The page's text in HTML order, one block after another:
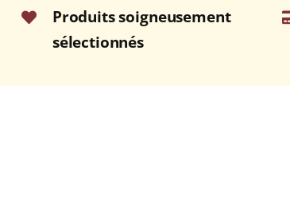
Produits soigneusement
sélectionnés